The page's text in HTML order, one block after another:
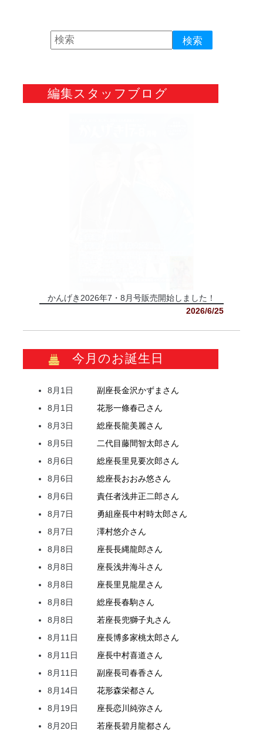
編集スタッフブログ
かんげき2026年7・8月号販売開始しました！
2026/6/25
今月のお誕生日
8月1日 副座長金沢かずま さん
8月1日
花形一條春己さん
8月3日
総座長龍美麗さん
8月5日
二代目藤間智太郎さん
8月6日
総座長里見要次郎さん
8月6日
総座長おおみ悠さん
8月6日
責任者浅井正二郎さん
8月7日
勇組座長中村時太郎さん
8月7日
澤村悠介さん
8月8日
座長長縄龍郎さん
8月8日
座長浅井海斗さん
8月8日
座長里見龍星さん
8月8日
総座長春駒さん
8月8日
若座長兜獅子丸さん
8月11日
座長博多家桃太郎さん
8月11日
座長中村喜道さん
8月11日
副座長司春香さん
8月14日
花形森栄都さん
8月19日
座長恋川純弥さん
8月20日
若座長碧月龍都さん